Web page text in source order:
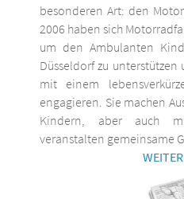
besonderen Art: den
2006 haben sich
um den Ambulanten
Düsseldorf zu
mit einem
engagieren. Sie machen
Kindern, aber auch
veranstalten gemeinsame